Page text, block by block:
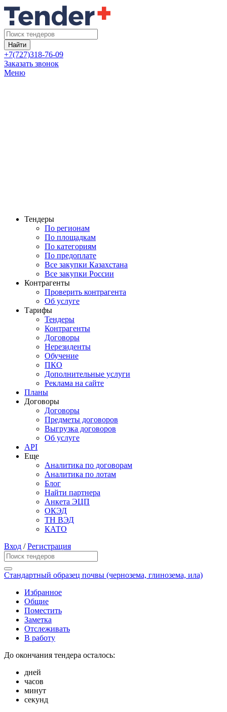
Найти
+7(727)318-76-09
Заказать звонок
Меню
Тендеры
По регионам
По площадкам
По категориям
По предоплате
Все закупки Казахстана
Все закупки России
Контрагенты
Проверить контрагента
Об услуге
Тарифы
Тендеры
Контрагенты
Договоры
Нерезиденты
Обучение
ПКО
Дополнительные услуги
Реклама на сайте
Планы
Договоры
Договоры
Предметы договоров
Выгрузка договоров
Об услуге
API
Еще
Аналитика по договорам
Аналитика по лотам
Блог
Найти партнера
Анкета ЭЦП
ОКЭД
ТН ВЭД
КАТО
Вход /Регистрация
Стандартный образец почвы (чернозема, глинозема, ила)
Избранное
Общие
Поместить
Заметка
Отслеживать
В работу
До окончания тендера осталось:
дней
часов
минут
секунд